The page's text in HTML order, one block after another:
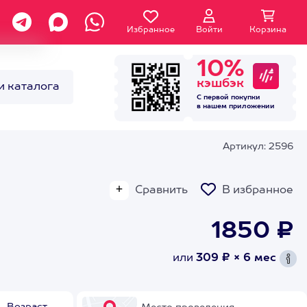
Избранное Войти Корзина
каталога
10%
кэшбэк
С первой покупки
в нашем приложении
Артикул: 2596
Сравнить В избранное
1850 ₽
или 309 ₽ × 6 мес